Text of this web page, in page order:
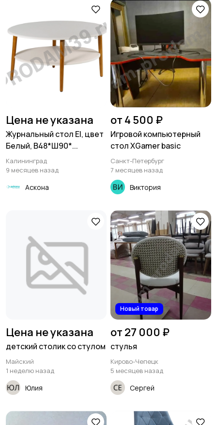
Цена не указана
Журнальный стол El, цвет
Белый, В48*Ш90*...
Калининград
9 месяцев назад
Аскона
от 4 500 ₽
Игровой компьютерный
стол XGamer basic
Санкт-Петербург
7 месяцев назад
Виктория
Цена не указана
детский столик со стулом
Майский
1 неделю назад
Юлия
Новый товар
от 27 000 ₽
стулья
Кирово-Чепецк
5 месяцев назад
Сергей